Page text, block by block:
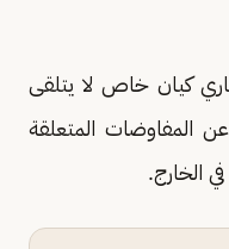
​كيان ⁠خاص ⁠لا ​يتلقى
​المفاوضات ⁠المتعلقة
​الخارج.